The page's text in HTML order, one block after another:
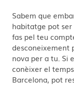
Sabem que
habitatge pot
fas pel teu
desconeixement
nova per a tu. Si
conèixer el
Barcelona, pot